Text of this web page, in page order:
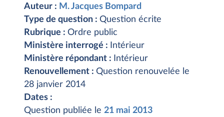
Auteur : M. Jacques Bompard
Type de question : Question écrite
Rubrique : Ordre public
Ministère interrogé :
Intérieur
Ministère répondant :
Intérieur
Renouvellement : Question renouvelée le
28 janvier 2014
Dates :
Question publiée le 21 mai 2013